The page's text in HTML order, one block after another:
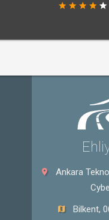
Ankara
Bilkent,